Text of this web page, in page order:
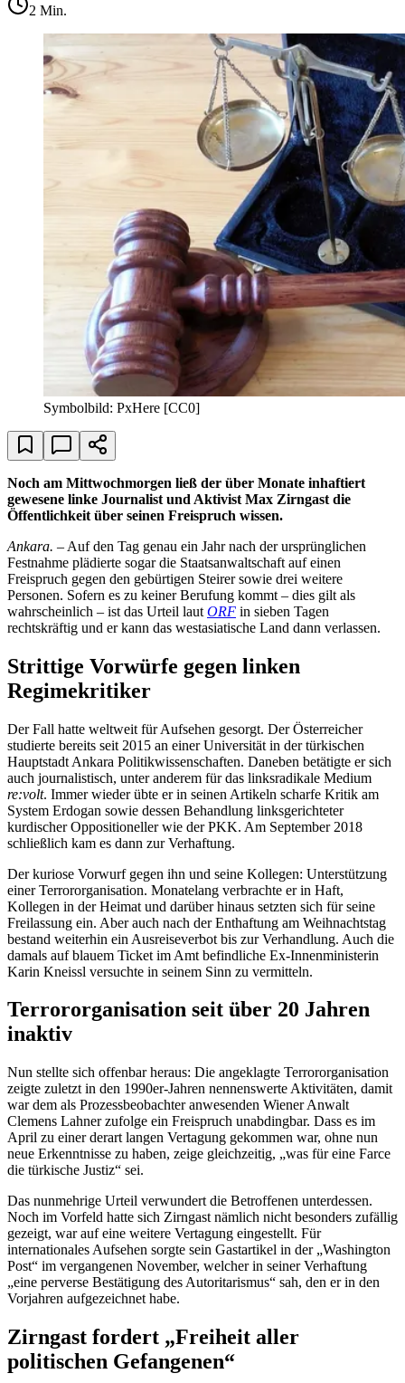
2 Min.
Symbolbild: PxHere [CC0]
Noch am Mittwochmorgen ließ der über Monate inhaftiert
gewesene linke Journalist und Aktivist Max Zirngast die
Öffentlichkeit über seinen Freispruch wissen.
Ankara. – Auf den Tag genau ein Jahr nach der ursprünglichen
Festnahme plädierte sogar die Staatsanwaltschaft auf einen
Freispruch gegen den gebürtigen Steirer sowie drei weitere
Personen. Sofern es zu keiner Berufung kommt – dies gilt als
wahrscheinlich – ist das Urteil laut ORF in sieben Tagen
rechtskräftig und er kann das westasiatische Land dann verlassen.
Strittige Vorwürfe gegen linken
Regimekritiker
Der Fall hatte weltweit für Aufsehen gesorgt. Der Österreicher
studierte bereits seit 2015 an einer Universität in der türkischen
Hauptstadt Ankara Politikwissenschaften. Daneben betätigte er sich
auch journalistisch, unter anderem für das linksradikale Medium
re:volt. Immer wieder übte er in seinen Artikeln scharfe Kritik am
System Erdogan sowie dessen Behandlung linksgerichteter
kurdischer Oppositioneller wie der PKK. Am September 2018
schließlich kam es dann zur Verhaftung.
Der kuriose Vorwurf gegen ihn und seine Kollegen: Unterstützung
einer Terrororganisation. Monatelang verbrachte er in Haft,
Kollegen in der Heimat und darüber hinaus setzten sich für seine
Freilassung ein. Aber auch nach der Enthaftung am Weihnachtstag
bestand weiterhin ein Ausreiseverbot bis zur Verhandlung. Auch die
damals auf blauem Ticket im Amt befindliche Ex-Innenministerin
Karin Kneissl versuchte in seinem Sinn zu vermitteln.
Terrororganisation seit über 20 Jahren
inaktiv
Nun stellte sich offenbar heraus: Die angeklagte Terrororganisation
zeigte zuletzt in den 1990er-Jahren nennenswerte Aktivitäten, damit
war dem als Prozessbeobachter anwesenden Wiener Anwalt
Clemens Lahner zufolge ein Freispruch unabdingbar. Dass es im
April zu einer derart langen Vertagung gekommen war, ohne nun
neue Erkenntnisse zu haben, zeige gleichzeitig, „was für eine Farce
die türkische Justiz“ sei.
Das nunmehrige Urteil verwundert die Betroffenen unterdessen.
Noch im Vorfeld hatte sich Zirngast nämlich nicht besonders zufällig
gezeigt, war auf eine weitere Vertagung eingestellt. Für
internationales Aufsehen sorgte sein Gastartikel in der „Washington
Post“ im vergangenen November, welcher in seiner Verhaftung
„eine perverse Bestätigung des Autoritarismus“ sah, den er in den
Vorjahren aufgezeichnet habe.
Zirngast fordert „Freiheit aller
politischen Gefangenen“